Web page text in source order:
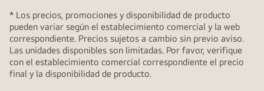
* Los precios, promociones y disponibilidad de producto
pueden variar según el establecimiento comercial y la web
correspondiente. Precios sujetos a cambio sin previo aviso.
Las unidades disponibles son limitadas. Por favor, verifique
con el establecimiento comercial correspondiente el precio
final y la disponibilidad de producto.